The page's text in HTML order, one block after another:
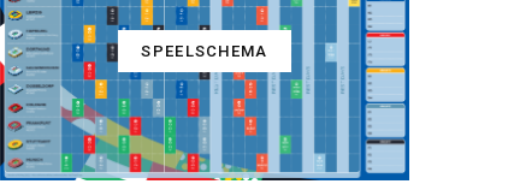
SPEELSCHEMA